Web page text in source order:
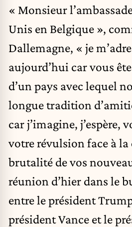
« Monsieur
Unis en Belgique »,
Dallemagne, « je
aujourd’hui car vous
d’un pays avec lequel
longue tradition
car j’imagine, j’espère,
votre révulsion face à
brutalité de vos
réunion d’hier dans le
entre le président
président Vance et le